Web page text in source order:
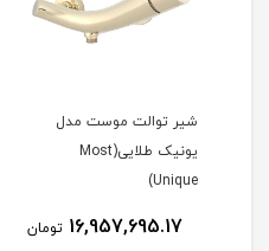
شیر توالت موست مدل
یونیک طلایی(Most
Unique)
16,957,695.17 تومان